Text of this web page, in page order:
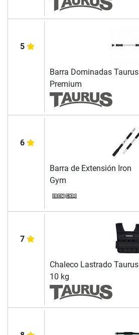
5
Barra Dominadas Taurus
Premium
6
Barra de Extensión Iron
Gym
7
Chaleco Lastrado Taurus
10 kg